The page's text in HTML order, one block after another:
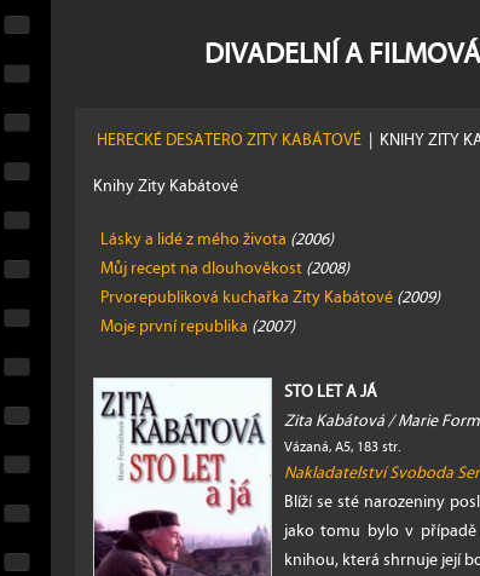
DIVADELNÍ A
HERECKÉ DESATERO ZITY KABÁTOVÉ | KNIHY ZITY
Knihy Zity Kabátové
Lásky a lidé z mého života (2006)
Můj recept na dlouhověkost(2008)
Prvorepubliková kuchařka Zity Kabátové(2009)
Moje první republika (2007)
STO LET A JÁ
Zita Kabátová / Marie
Vázaná, A5, 183 str.
Nakladatelství Svoboda
Blíží se sté narozeniny
jako tomu bylo v
knihou, která shrnuje její